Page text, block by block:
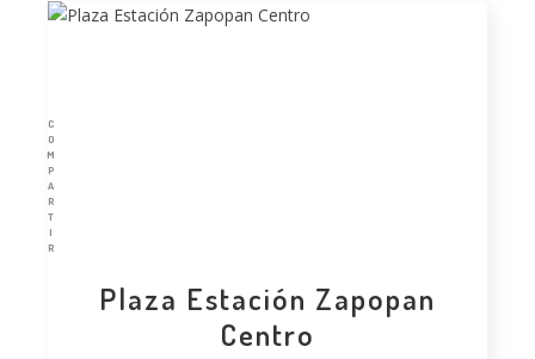
C
O
M
P
A
R
T
I
R
Plaza Estación Zapopan
Centro